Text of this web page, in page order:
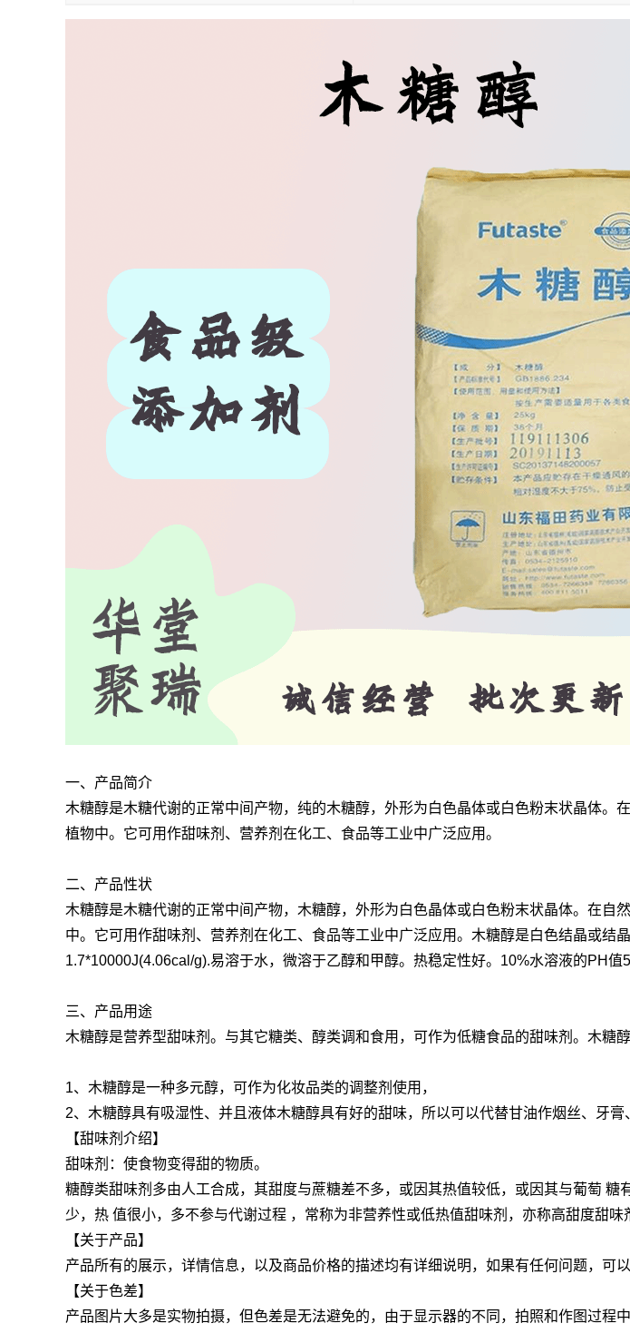
一、产品简介
木糖醇是木糖代谢的正常中间产物，纯的木糖醇，外形为白色晶体或白色粉末状晶体
植物中。它可用作甜味剂、营养剂在化工、食品等工业中广泛应用。
二、产品性状
木糖醇是木糖代谢的正常中间产物，木糖醇，外形为白色晶体或白色粉末状晶体。在
中。它可用作甜味剂、营养剂在化工、食品等工业中广泛应用。木糖醇是白色结晶或
1.7*10000J(4.06cal/g).易溶于水，微溶于乙醇和甲醇。热稳定性好。10%水溶液的PH值
三、产品用途
木糖醇是营养型甜味剂。与其它糖类、醇类调和食用，可作为低糖食品的甜味剂。木糖
1、木糖醇是一种多元醇，可作为化妆品类的调整剂使用，
2、木糖醇具有吸湿性、并且液体木糖醇具有好的甜味，所以可以代替甘油作烟丝、牙
【甜味剂介绍】
甜味剂：使食物变得甜的物质。
糖醇类甜味剂多由人工合成，其甜度与蔗糖差不多，或因其热值较低，或因其与葡萄
少，热 值很小，多不参与代谢过程 ，常称为非营养性或低热值甜味剂，亦称高甜度甜味
【关于产品】
产品所有的展示，详情信息，以及商品价格的描述均有详细说明，如果有任何问题，可以
【关于色差】
产品图片大多是实物拍摄，但色差是无法避免的，由于显示器的不同，拍照和作图过